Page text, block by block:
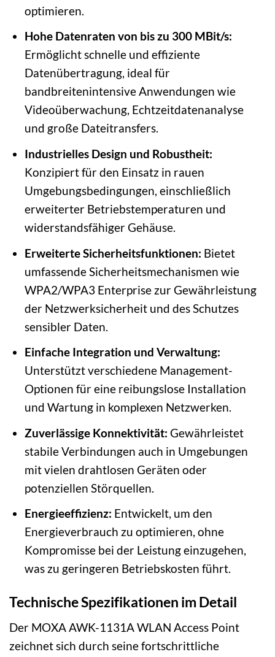
optimieren.
Hohe Datenraten von bis zu 300 MBit/s:
Ermöglicht schnelle und effiziente
Datenübertragung, ideal für
bandbreitenintensive Anwendungen wie
Videoüberwachung, Echtzeitdatenanalyse
und große Dateitransfers.
Industrielles Design und Robustheit:
Konzipiert für den Einsatz in rauen
Umgebungsbedingungen, einschließlich
erweiterter Betriebstemperaturen und
widerstandsfähiger Gehäuse.
Erweiterte Sicherheitsfunktionen: Bietet
umfassende Sicherheitsmechanismen wie
WPA2/WPA3 Enterprise zur Gewährleistung
der Netzwerksicherheit und des Schutzes
sensibler Daten.
Einfache Integration und Verwaltung:
Unterstützt verschiedene Management-
Optionen für eine reibungslose Installation
und Wartung in komplexen Netzwerken.
Zuverlässige Konnektivität: Gewährleistet
stabile Verbindungen auch in Umgebungen
mit vielen drahtlosen Geräten oder
potenziellen Störquellen.
Energieeffizienz: Entwickelt, um den
Energieverbrauch zu optimieren, ohne
Kompromisse bei der Leistung einzugehen,
was zu geringeren Betriebskosten führt.
Technische Spezifikationen im Detail
Der MOXA AWK-1131A WLAN Access Point
zeichnet sich durch seine fortschrittliche